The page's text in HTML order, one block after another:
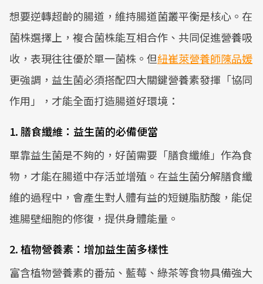
想要逆轉超齡的腸道，維持腸道菌叢平衡是核心。在
菌株選擇上，複合菌株能互相合作、共同促進營養吸
收，表現往往優於單一菌株。但紐崔萊營養師陳品媛
更強調，益生菌必須搭配四大關鍵營養素發揮「協同
作用」，才能全面打造腸道好環境：
1. 膳食纖維：益生菌的必備便當
單靠益生菌是不夠的，好菌需要「膳食纖維」作為食
物，才能在腸道中存活並增殖。在益生菌分解膳食纖
維的過程中，會產生對人體有益的短鏈脂肪酸，能促
進腸壁細胞的修復，提供身體能量。
2. 植物營養素：增加益生菌多樣性
富含植物營養素的番茄、藍莓、綠茶等食物具備強大